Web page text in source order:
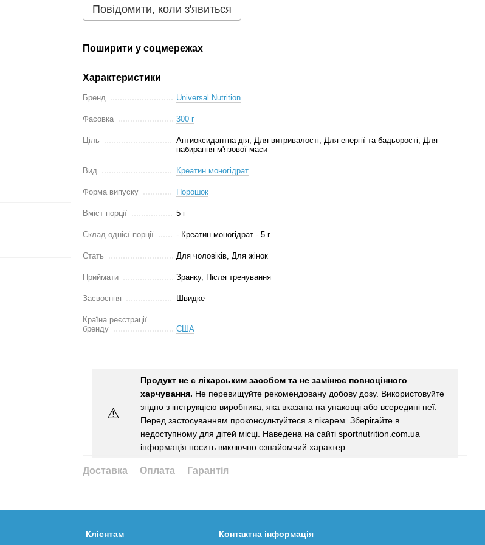
Повідомити, коли з'явиться
Поширити у соцмережах
Характеристики
Бренд Universal Nutrition
Фасовка 300 г
Ціль
Антиоксидантна дія, Для витривалості, Для енергії та бадьорості, Для
набирання м'язової маси
Вид Креатин моногідрат
Форма випуску Порошок
Вміст порції 5 г
Склад однієї порції - Креатин моногідрат - 5 г
Стать Для чоловіків, Для жінок
Приймати Зранку, Після тренування
Засвоєння Швидке
Країна реєстрації
бренду
США
⚠️
Продукт не є лікарським засобом та не замінює повноцінного
харчування. Не перевищуйте рекомендовану добову дозу. Використовуйте
згідно з інструкцією виробника, яка вказана на упаковці або всередині неї.
Перед застосуванням проконсультуйтеся з лікарем. Зберігайте в
недоступному для дітей місці. Наведена на сайті sportnutrition.com.ua
інформація носить виключно ознайомчий характер.
Доставка Оплата Гарантія
Клієнтам Контактна інформація